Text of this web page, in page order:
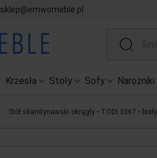
sklep@emwomeble.pl
Krzesła Stoły Sofy Narożniki
Stół skandynawski okrągły • TODI 3367 •